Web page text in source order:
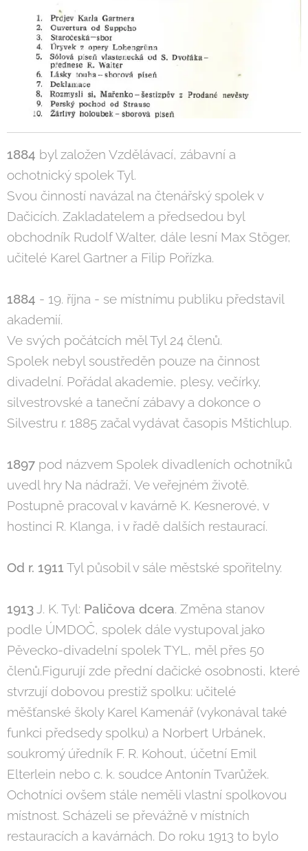
1884 byl založen Vzdělávací, zábavní a
ochotnický spolek Tyl.
Svou činností navázal na čtenářský spolek v
Dačicích. Zakladatelem a předsedou byl
obchodník Rudolf Walter, dále lesní Max Stöger,
učitelé Karel Gartner a Filip Pořízka.
1884 - 19. října - se místnímu publiku představil
akademií.
Ve svých počátcích měl Tyl 24 členů.
Spolek nebyl soustředěn pouze na činnost
divadelní. Pořádal akademie, plesy, večírky,
silvestrovské a taneční zábavy a dokonce o
Silvestru r. 1885 začal vydávat časopis Mštichlup.
1897 pod názvem Spolek divadleních ochotníků
uvedl hry Na nádraží, Ve veřejném životě.
Postupně pracoval v kavárně K. Kesnerové, v
hostinci R. Klanga, i v řadě dalších restaurací.
Od r. 1911 Tyl působil v sále městské spořitelny.
1913J. K. Tyl: Paličova dcera. Změna stanov
podle ÚMDOČ, spolek dále vystupoval jako
Pěvecko-divadelní spolek TYL, měl přes 50
členů.Figurují zde přední dačické osobnosti, které
stvrzují dobovou prestiž spolku: učitelé
měšťanské školy Karel Kamenář (vykonával také
funkci předsedy spolku) a Norbert Urbánek,
soukromý úředník F. R. Kohout, účetní Emil
Elterlein nebo c. k. soudce Antonín Tvarůžek.
Ochotníci ovšem stále neměli vlastní spolkovou
místnost. Scházeli se převážně v místních
restauracích a kavárnách. Do roku 1913 to bylo